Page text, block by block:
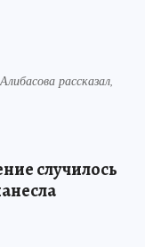
рассказал,
случилось